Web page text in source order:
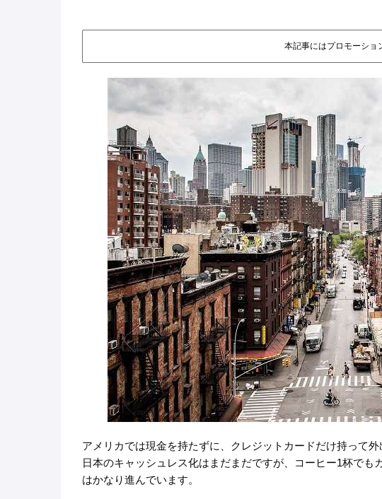
本記事にはプロモーショ
アメリカでは現金を持たずに、クレジットカードだけ持って
日本のキャッシュレス化はまだまだですが、コーヒー1杯で
はかなり進んでいます。